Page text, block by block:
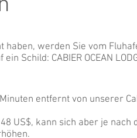
haben, werden Sie vom
Schild: CABIER OCEAN
entfernt von unserer
US$, kann sich aber je nach